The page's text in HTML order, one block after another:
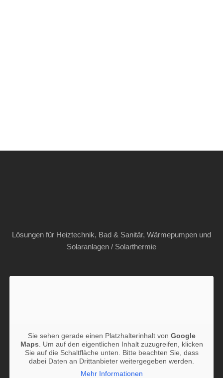
Lösungen für Heiztechnik, Bad & Sanitär, Wärmepumpen und
Solaranlagen / Solarthermie
Sie sehen gerade einen Platzhalterinhalt von Google
Maps . Um auf den eigentlichen Inhalt zuzugreifen, klicken
Sie auf die Schaltfläche unten. Bitte beachten Sie, dass
dabei Daten an Drittanbieter weitergegeben werden.
Mehr Informationen